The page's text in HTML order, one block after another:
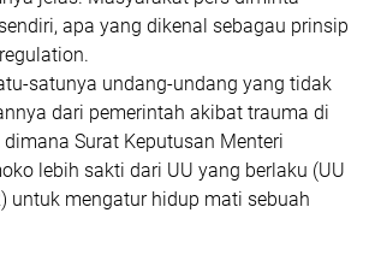
apa yang dikenal sebagau prinsip
satunya undang-undang yang tidak
dari pemerintah akibat trauma di
dimana Surat Keputusan Menteri
lebih sakti dari UU yang berlaku (UU
untuk mengatur hidup mati sebuah